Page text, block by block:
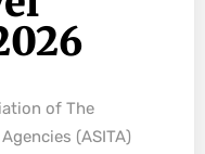
of The
(ASITA)